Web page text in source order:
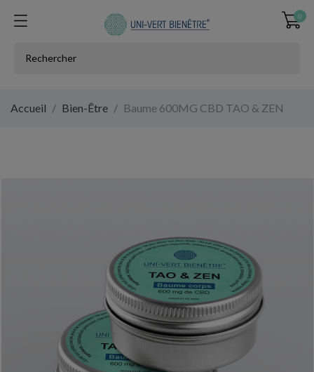
0
Accueil Bien-Être Baume 600MG CBD TAO & ZEN